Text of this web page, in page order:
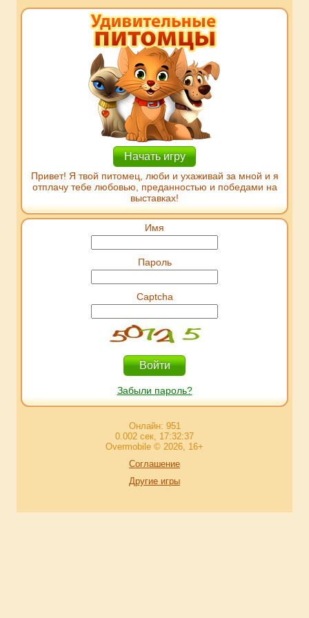
Начать игру
Привет! Я твой питомец, люби и ухаживай за мной и я
отплачу тебе любовью, преданностью и победами на
выставках!
Имя
Пароль
Captcha
Забыли пароль?
Онлайн: 951
0.002 сек, 17:32:37
Overmobile © 2026, 16+
Соглашение
Другие игры